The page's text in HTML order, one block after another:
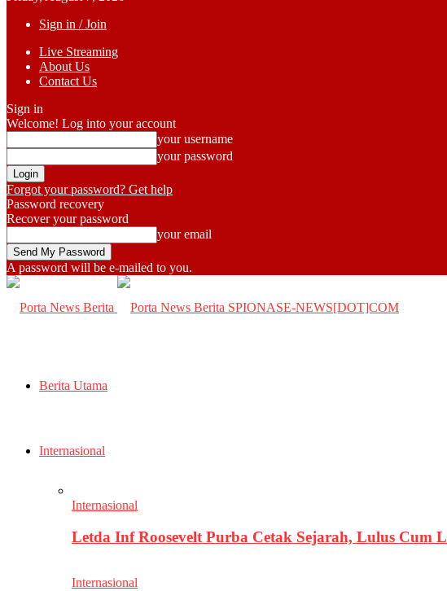
Sign in / Join
Live Streaming
About Us
Contact Us
Sign in
Welcome! Log into your account
your username
your password
Forgot your password? Get help
Password recovery
Recover your password
your email
A password will be e-mailed to you.
SPIONASE-NEWS[DOT]COM
Berita Utama
Internasional
Internasional
Letda Inf Roosevelt Purba Cetak Sejarah, Lulus Cum
Internasional